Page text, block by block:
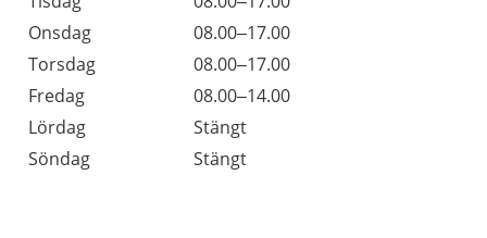
Onsdag
08.00–17.00
Torsdag
08.00–17.00
Fredag
08.00–14.00
Lördag
Stängt
Söndag
Stängt